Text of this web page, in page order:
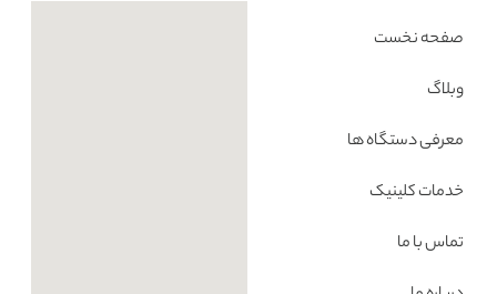
صفحه نخست
وبلاگ
معرفی دستگاه ها
خدمات کلینیک
تماس با ما